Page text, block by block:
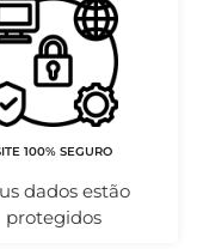
100% SEGURO
dados estão
protegidos